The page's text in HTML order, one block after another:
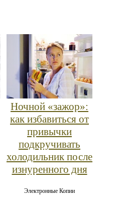
Ночной «зажор»:
как избавиться от
привычки
подкручивать
холодильник после
изнуренного дня
Электронные Копии